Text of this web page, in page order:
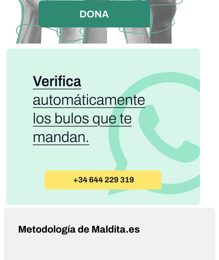
Metodología de Maldita.es